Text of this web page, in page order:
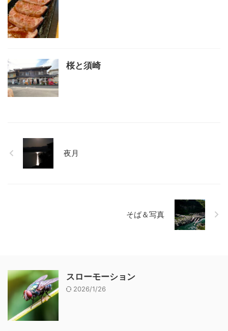
桜と須崎
夜月
そば＆写真
スローモーション
2026/1/26